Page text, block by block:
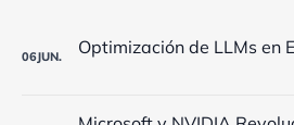
06JUN.